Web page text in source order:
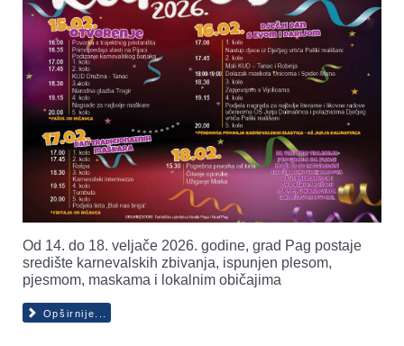
Od 14. do 18. veljače 2026. godine, grad Pag postaje
središte karnevalskih zbivanja, ispunjen plesom,
pjesmom, maskama i lokalnim običajima
Opširnije...